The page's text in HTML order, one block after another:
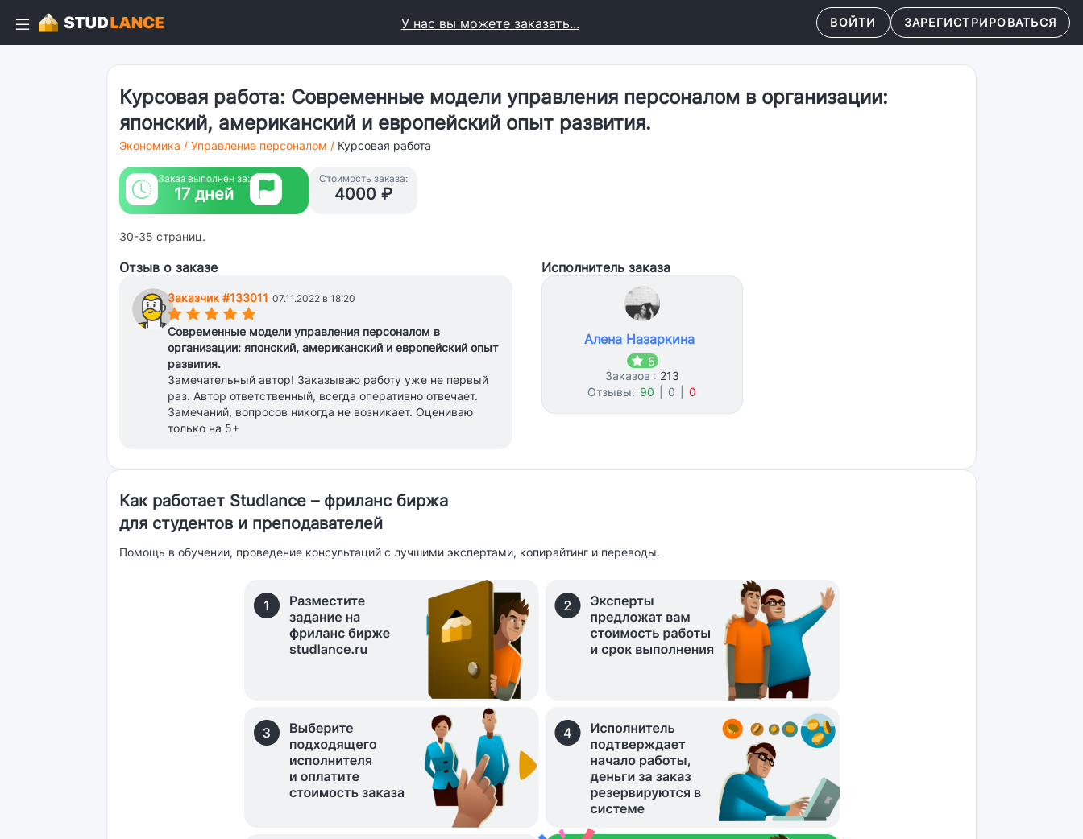
У нас вы можете заказать... ВОЙТИ ЗАРЕГИСТРИРОВАТЬСЯ
Курсовая работа: Современные модели управления персоналом в организации:
японский, американский и европейский опыт развития.
Экономика / Управление персоналом / Курсовая работа
Заказ выполнен за:
17 дней
Стоимость заказа:
4000 ₽
30-35 страниц.
Отзыв о заказе
Заказчик #133011 07.11.2022 в 18:20
(*)(*)(*)(*)(*)
Современные модели управления персоналом в
организации: японский, американский и европейский опыт
развития.
Замечательный автор! Заказываю работу уже не первый
раз. Автор ответственный, всегда оперативно отвечает.
Замечаний, вопросов никогда не возникает. Оцениваю
только на 5+
Исполнитель заказа
Алена Назаркина
5
Заказов : 213
Отзывы: 90 0 0
Как работает Studlance – фриланс биржа
для студентов и преподавателей
Помощь в обучении, проведение консультаций с лучшими экспертами, копирайтинг и переводы.